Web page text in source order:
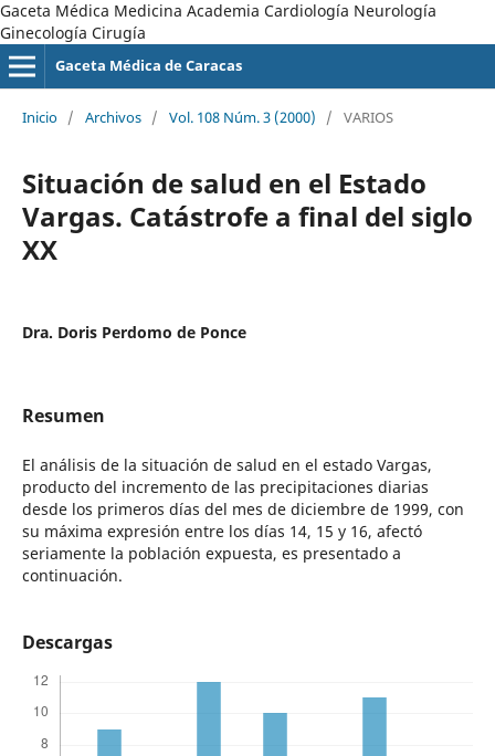
Gaceta Médica Medicina Academia Cardiología Neurología
Ginecología Cirugía
Gaceta Médica de Caracas
Inicio / Archivos / Vol. 108 Núm. 3 (2000) / VARIOS
Situación de salud en el Estado
Vargas. Catástrofe a final del siglo
XX
Dra. Doris Perdomo de Ponce
Resumen
El análisis de la situación de salud en el estado Vargas,
producto del incremento de las precipitaciones diarias
desde los primeros días del mes de diciembre de 1999, con
su máxima expresión entre los días 14, 15 y 16, afectó
seriamente la población expuesta, es presentado a
continuación.
Descargas